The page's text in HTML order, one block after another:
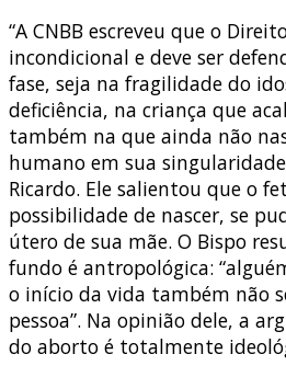
“A CNBB escreveu que o
incondicional e deve ser
fase, seja na fragilidade do
deficiência, na criança que
também na que ainda não
humano em sua
Ricardo. Ele salientou que o
possibilidade de nascer, se
útero de sua mãe. O Bispo
fundo é antropológica:
o início da vida também não
pessoa”. Na opinião dele, a
do aborto é totalmente